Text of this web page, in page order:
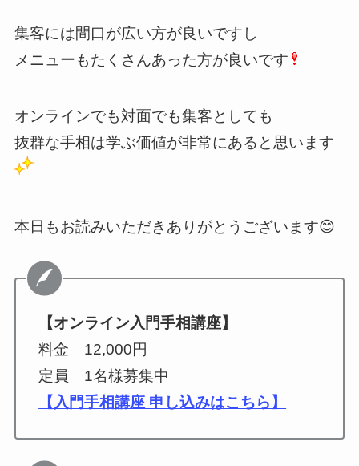
集客には間口が広い方が良いですし
メニューもたくさんあった方が良いです
オンラインでも対面でも集客としても
抜群な手相は学ぶ価値が非常にあると思います
本日もお読みいただきありがとうございます😊
【オンライン入門手相講座】
料金 12,000円
定員 1名様募集中
【入門手相講座 申し込みはこちら】